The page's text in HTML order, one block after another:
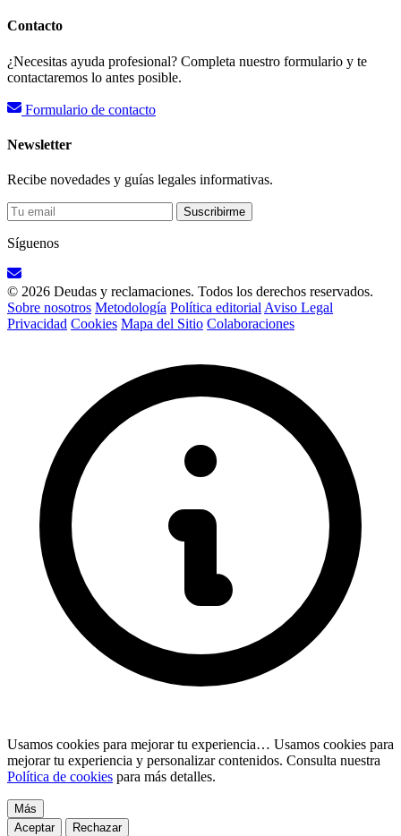
Contacto
¿Necesitas ayuda profesional? Completa nuestro formulario y te
contactaremos lo antes posible.
Formulario de contacto
Newsletter
Recibe novedades y guías legales informativas.
Suscribirme
Síguenos
© 2026 Deudas y reclamaciones. Todos los derechos reservados.
Sobre nosotros Metodología Política editorial Aviso Legal
Privacidad Cookies Mapa del Sitio Colaboraciones
Usamos cookies para mejorar tu experiencia… Usamos cookies para
mejorar tu experiencia y personalizar contenidos. Consulta nuestra
Política de cookies para más detalles.
Más
Aceptar
Rechazar